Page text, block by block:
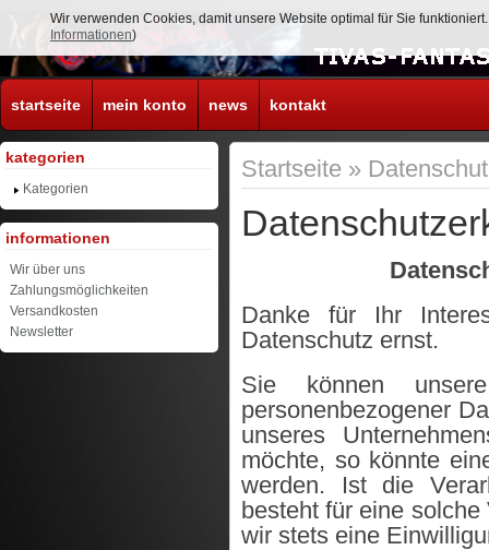
startseite mein konto news kontakt
Startseite »
Danke für Ihr
Datenschutz ernst.
Sie können
personenbezogener
unseres
möchte, so könnte
werden. Ist die
besteht für eine
wir stets eine
kategorien
Kategorien
informationen
Wir über uns
Zahlungsmöglichkeiten
Versandkosten
Newsletter
Wir verwenden Cookies, damit unsere Website optimal für Sie
Informationen)